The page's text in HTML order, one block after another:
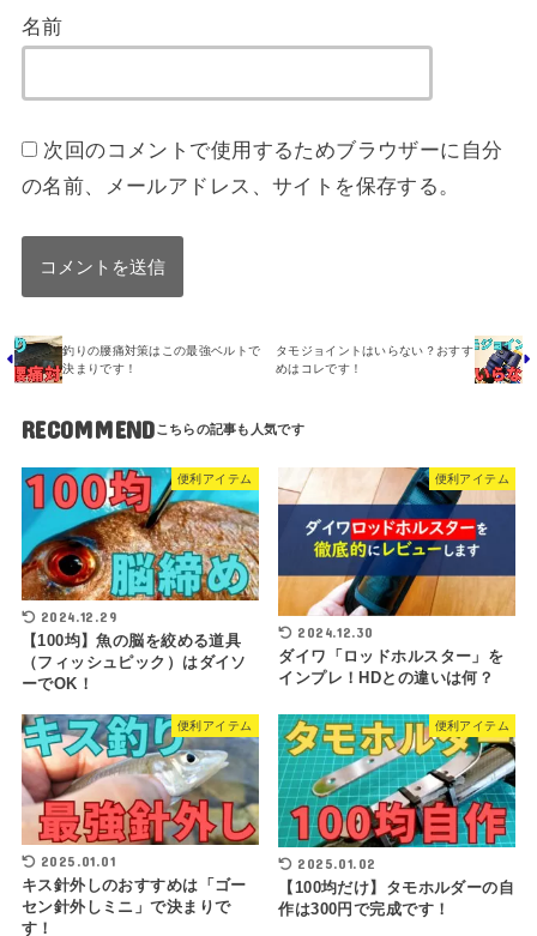
名前
次回のコメントで使用するためブラウザーに自分
の名前、メールアドレス、サイトを保存する。
釣りの腰痛対策はこの最強ベルトで
決まりです！
タモジョイントはいらない？おすす
めはコレです！
RECOMMEND
便利アイテム
2024.12.29
【100均】魚の脳を絞める道具
（フィッシュピック）はダイソ
ーでOK！
便利アイテム
2024.12.30
ダイワ「ロッドホルスター」を
インプレ！HDとの違いは何？
便利アイテム
2025.01.01
キス針外しのおすすめは「ゴー
セン針外しミニ」で決まりで
す！
便利アイテム
2025.01.02
【100均だけ】タモホルダーの自
作は300円で完成です！